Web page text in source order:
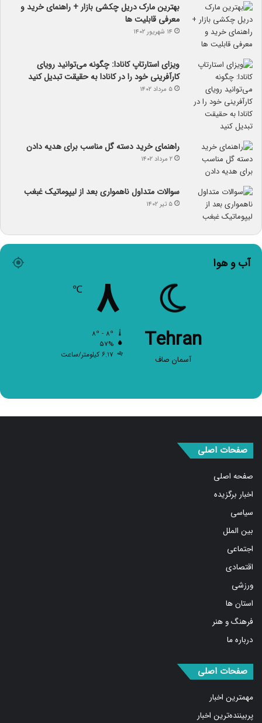
بهترین مارک دریل چکشی بازار + راهنمای خرید و
معرفی قابلیت ها
۱۴ شهریور ۱۴۰۲
ویزای استارتاپ کانادا: چگونه می‌توانید رویای
کارآفرینی خود را در کانادا به حقیقت تبدیل کنید
۵ مرداد ۱۴۰۲
راهنمای خرید دسته گل مناسب برای هدیه دادن
۲ مرداد ۱۴۰۲
سوالات متداول ناهمواری بعد از لیپوماتیک غبغب
۵ تیر ۱۴۰۲
آب و هوا
Tehran
آسمان صاف
۸ ℃
۵۷%
۶.۱۷ کیلومتر/ساعت
صفحات اصلی
صفحه اصلی
اخبار برگزیده
سیاسی
بین الملل
اجتماعی
اقتصادی
ورزشی
استان ها
فرهنگ و هنر
درباره ما
صفحات اصلی
مهمترین اخبار
پربیننده‌ترین اخبار